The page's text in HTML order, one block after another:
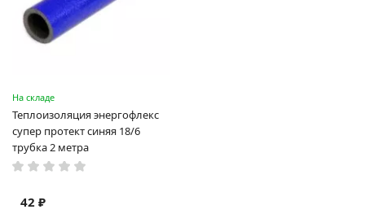
На складе
Теплоизоляция энергофлекс
супер протект синяя 18/6
трубка 2 метра
42 ₽